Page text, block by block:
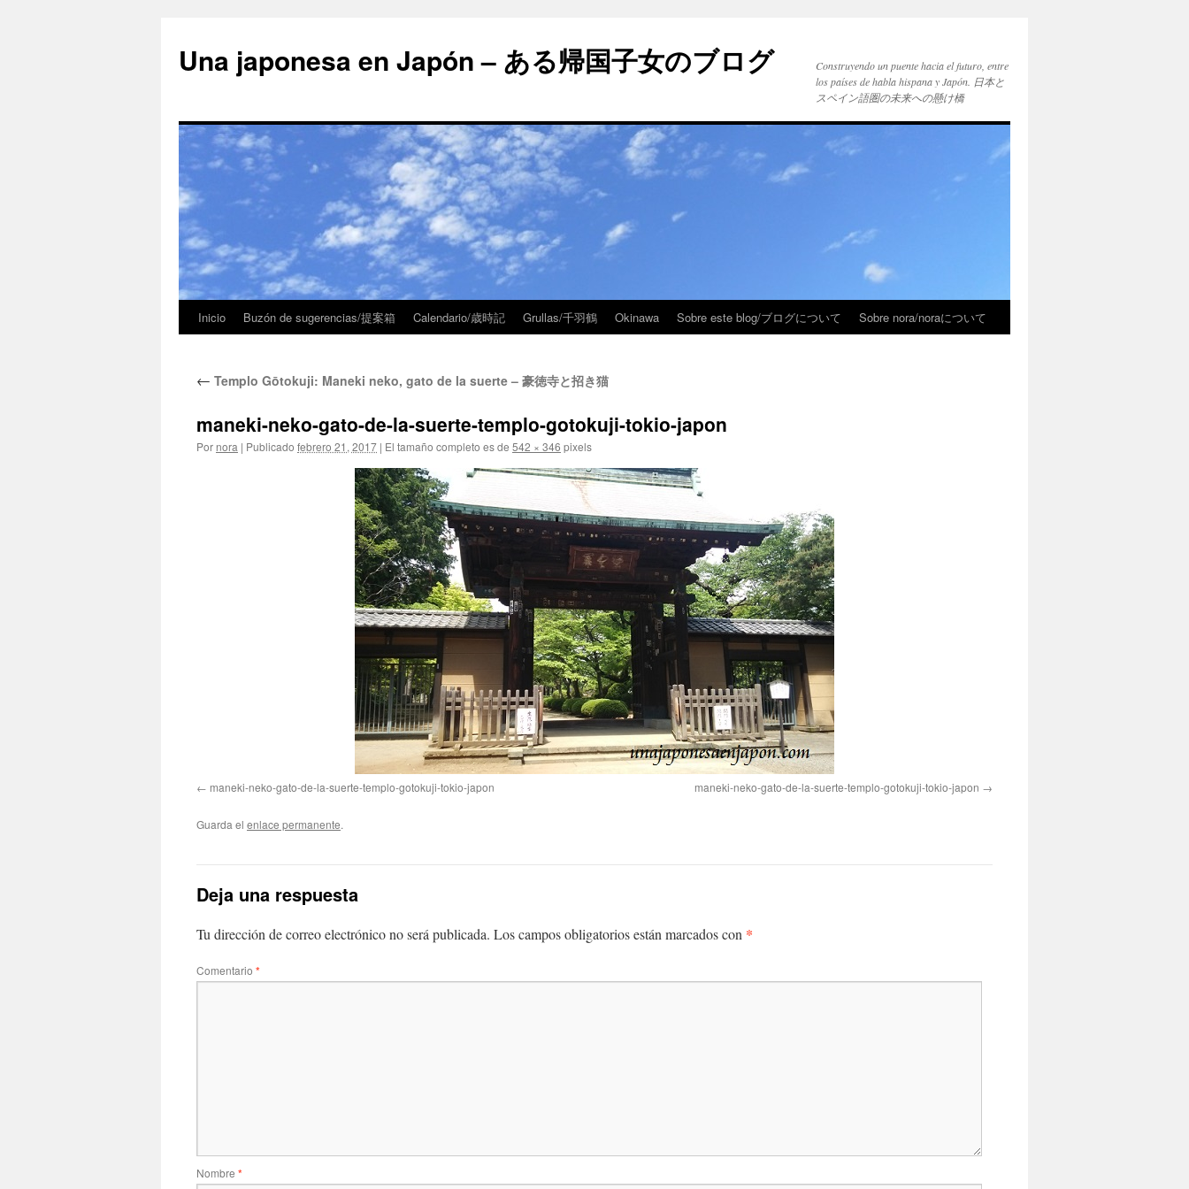
Una japonesa en Japón – ある帰国子女のブログ
Construyendo un puente hacia el futuro, entre
los países de habla hispana y Japón. 日本と
スペイン語圏の未来への懸け橋
Inicio Buzón de sugerencias/提案箱 Calendario/歳時記 Grullas/千羽鶴 Okinawa Sobre este blog/ブログについて Sobre nora/noraについて
← Templo Gōtokuji: Maneki neko, gato de la suerte – 豪徳寺と招き猫
maneki-neko-gato-de-la-suerte-templo-gotokuji-tokio-japon
Por nora | Publicado febrero 21, 2017 | El tamaño completo es de 542 × 346 pixels
maneki-neko-gato-de-la-suerte-templo-gotokuji-tokio-japon maneki-neko-gato-de-la-suerte-templo-gotokuji-tokio-japon
Guarda el enlace permanente.
Deja una respuesta
Tu dirección de correo electrónico no será publicada. Los campos obligatorios están marcados con *
Comentario *
Nombre *